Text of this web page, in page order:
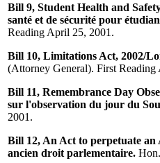
Bill 9, Student Health and
santé et de sécurité pour
Reading April 25, 2001.
Bill 10, Limitations Act, 2002/
(Attorney General). First
Bill 11, Remembrance Day
sur l'observation du jour du
2001.
Bill 12, An Act to perpetuate
ancien droit parlementaire.